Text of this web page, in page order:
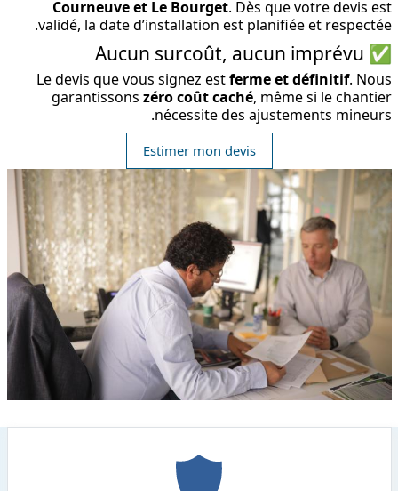
Courneuve et Le Bourget. Dès que votre devis est
validé, la date d’installation est planifiée et respectée.
✅ Aucun surcoût, aucun imprévu
Le devis que vous signez estferme et définitif. Nous
garantissons zéro coût caché, même si le chantier
nécessite des ajustements mineurs.
Estimer mon devis